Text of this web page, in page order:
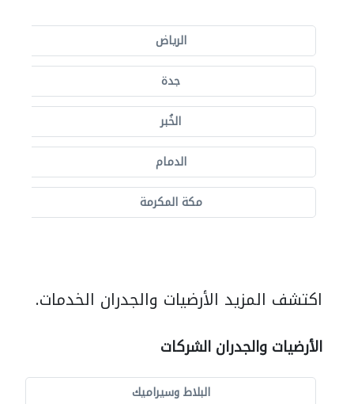
الرياض
جدة
الخُبر
الدمام
مكة المكرمة
اكتشف المزيد الأرضيات والجدران الخدمات.
الأرضيات والجدران الشركات
البلاط وسيراميك